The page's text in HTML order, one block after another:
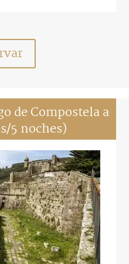
de Compostela a
5 noches)